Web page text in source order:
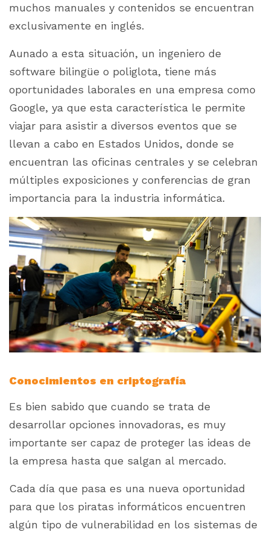
muchos manuales y contenidos se encuentran
exclusivamente en inglés.
Aunado a esta situación, un ingeniero de
software bilingüe o poliglota, tiene más
oportunidades laborales en una empresa como
Google, ya que esta característica le permite
viajar para asistir a diversos eventos que se
llevan a cabo en Estados Unidos, donde se
encuentran las oficinas centrales y se celebran
múltiples exposiciones y conferencias de gran
importancia para la industria informática.
Conocimientos en criptografía
Es bien sabido que cuando se trata de
desarrollar opciones innovadoras, es muy
importante ser capaz de proteger las ideas de
la empresa hasta que salgan al mercado.
Cada día que pasa es una nueva oportunidad
para que los piratas informáticos encuentren
algún tipo de vulnerabilidad en los sistemas de